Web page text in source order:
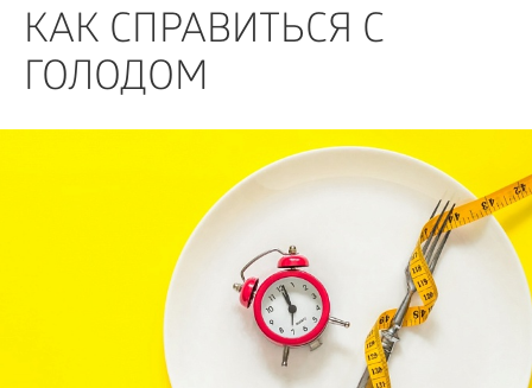
КАК СПРАВИТЬСЯ С
ГОЛОДОМ
КРАСОТА
ПСИХОЛОГИЯ